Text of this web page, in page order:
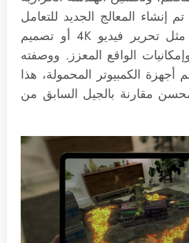
إنشاء المعالج الجديد للتعامل
مع المهام الصعبة، مثل تحرير فيديو 4K أو تصميم
وإمكانيات الواقع المعزز. ووصفته
الكمبيوتر المحمولة، هذا
مقارنة بالجيل السابق من